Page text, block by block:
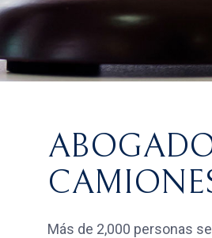
Más de 2,000 personas